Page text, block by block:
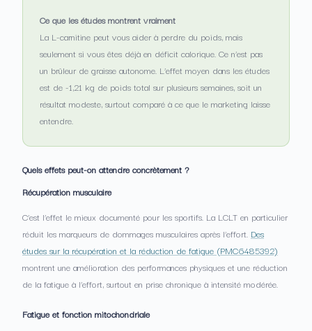
Ce que les études montrent vraiment
La L-carnitine peut vous aider à perdre du poids, mais
seulement si vous êtes déjà en déficit calorique. Ce n’est pas
un brûleur de graisse autonome. L’effet moyen dans les études
est de -1,21 kg de poids total sur plusieurs semaines, soit un
résultat modeste, surtout comparé à ce que le marketing laisse
entendre.
Quels effets peut-on attendre concrètement ?
Récupération musculaire
C’est l’effet le mieux documenté pour les sportifs. La LCLT en particulier
réduit les marqueurs de dommages musculaires après l’effort. Des
études sur la récupération et la réduction de fatigue (PMC6485392)
montrent une amélioration des performances physiques et une réduction
de la fatigue à l’effort, surtout en prise chronique à intensité modérée.
Fatigue et fonction mitochondriale